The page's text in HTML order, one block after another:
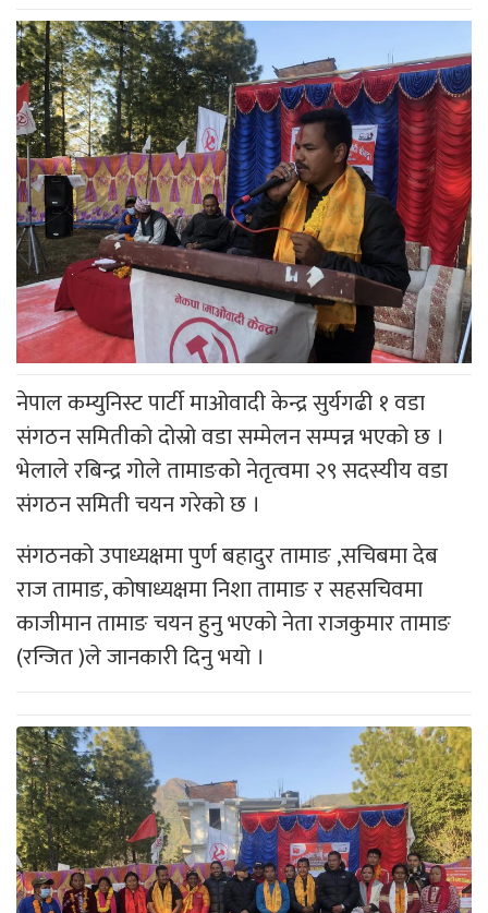
नेपाल कम्युनिस्ट पार्टी माओवादी केन्द्र सुर्यगढी १ वडा
संगठन समितीको दोस्रो वडा सम्मेलन सम्पन्न भएको छ ।
भेलाले रबिन्द्र गोले तामाङको नेतृत्वमा २९ सदस्यीय वडा
संगठन समिती चयन गरेको छ ।
संगठनको उपाध्यक्षमा पुर्ण बहादुर तामाङ ,सचिबमा देब
राज तामाङ, कोषाध्यक्षमा निशा तामाङ र सहसचिवमा
काजीमान तामाङ चयन हुनु भएको नेता राजकुमार तामाङ
(रन्जित )ले जानकारी दिनु भयो ।